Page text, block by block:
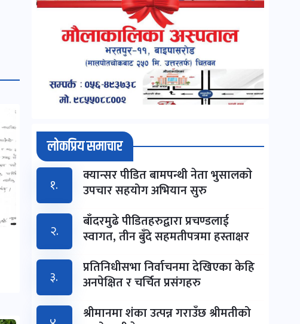
लोकप्रिय समाचार
१. क्यान्सर पीडित बामपन्थी नेता भुसालकाे
उपचार सहयोग अभियान सुरु
२.
बाँदरमुढे पीडितहरुद्वारा प्रचण्डलाई
स्वागत, तीन बुँदे सहमतीपत्रमा हस्ताक्षर
३.
प्रतिनिधीसभा निर्वाचनमा देखिएका केहि
अनपेक्षित र चर्चित प्रसंगहरु
श्रीमानमा शंका उत्पन्न गराउँछ श्रीमतीको